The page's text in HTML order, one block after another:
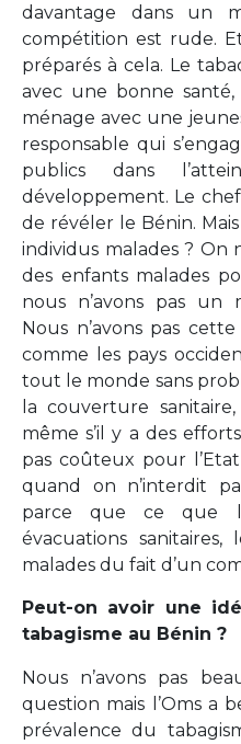
davantage dans un
compétition est rude.
préparés à cela. Le
avec une bonne
ménage avec une
responsable qui
publics dans
développement. Le
de révéler le Bénin.
individus malades ? On
des enfants malades
nous n’avons pas un
Nous n’avons pas
comme les pays
tout le monde sans
la couverture
même s’il y a des
pas coûteux pour
quand on n’interdit
parce que ce que
évacuations
malades du fait d’un
Peut-on avoir une
tabagisme au Bénin ?
Nous n’avons pas
question mais l’Oms a
prévalence du